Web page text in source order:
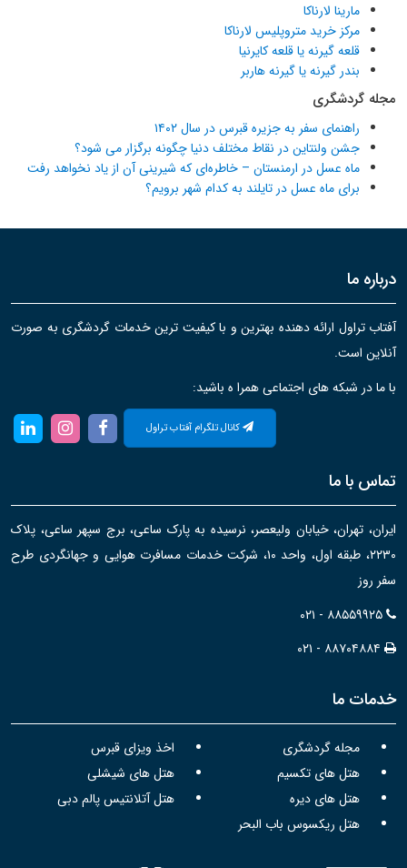
مارینا لارناکا
مرکز خرید متروپلیس لارناکا
قلعه گیرنه یا قلعه کایرنیا
بندر گیرنه یا گیرنه هاربر
مجله گردشگری
راهنمای سفر به جزیره قبرس در سال ۱۴۰۲
جشن ولنتاین در نقاط مختلف دنیا چگونه برگزار می شود؟
ماه عسل در ارمنستان – خاطره‌ای که شیرینی آن از یاد نخواهد رفت
برای ماه عسل در تایلند به کدام شهر برویم؟
درباره ما
آفتاب تراول ارائه دهنده بهترین و با کیفیت ترین خدمات گردشگری به صورت
آنلاین است.
با ما در شبکه های اجتماعی همرا ه باشید:
کانال تلگرام آفتاب تراول
تماس با ما
ایران، تهران، خیابان ولیعصر، نرسیده به پارک ساعی، برج سپهر ساعی، پلاک
۲۲۳۰، طبقه اول، واحد ۱۰، شرکت خدمات مسافرت هوایی و جهانگردی طرح
سفر روز
۰۲۱ - ۸۸۵۵۹۹۲۵
۰۲۱ - ۸۸۷۰۴۸۸۴
خدمات ما
مجله گردشگری
اخذ ویزای قبرس
هتل های تکسیم
هتل های شیشلی
هتل های دیره
هتل آتلانتیس پالم دبی
هتل ریکسوس باب البحر